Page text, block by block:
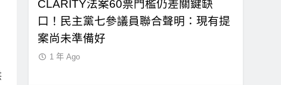
CLARITY法案60票門檻仍差關鍵缺
口！民主黨七參議員聯合聲明：現有提
案尚未準備好
1 年 Ago